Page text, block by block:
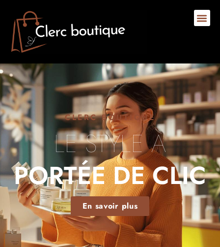
CLERC BOUTIQUE
LE STYLE À
PORTÉE DE CLIC
En savoir plus